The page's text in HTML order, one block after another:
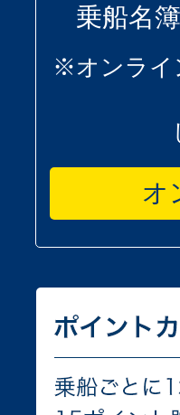
乗船名
※オンライ
オ